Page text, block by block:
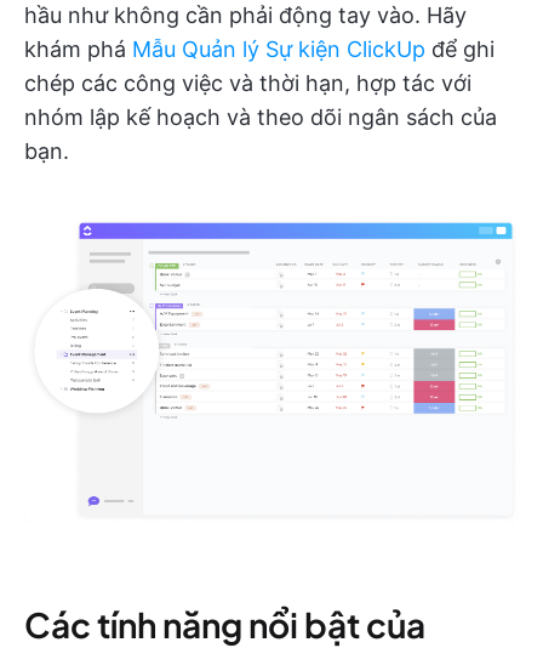
hầu như không cần phải động tay vào. Hãy
khám phá Mẫu Quản lý Sự kiện ClickUp để ghi
chép các công việc và thời hạn, hợp tác với
nhóm lập kế hoạch và theo dõi ngân sách của
bạn.
Các tính năng nổi bật của